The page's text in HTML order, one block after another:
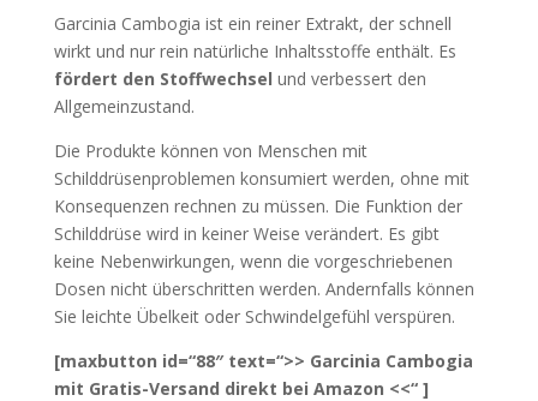
Garcinia Cambogia ist ein reiner Extrakt, der schnell
wirkt und nur rein natürliche Inhaltsstoffe enthält. Es
fördert den Stoffwechsel und verbessert den
Allgemeinzustand.
Die Produkte können von Menschen mit
Schilddrüsenproblemen konsumiert werden, ohne mit
Konsequenzen rechnen zu müssen. Die Funktion der
Schilddrüse wird in keiner Weise verändert. Es gibt
keine Nebenwirkungen, wenn die vorgeschriebenen
Dosen nicht überschritten werden. Andernfalls können
Sie leichte Übelkeit oder Schwindelgefühl verspüren.
[maxbutton id=“88″ text=“>> Garcinia Cambogia
mit Gratis-Versand direkt bei Amazon <<“ ]